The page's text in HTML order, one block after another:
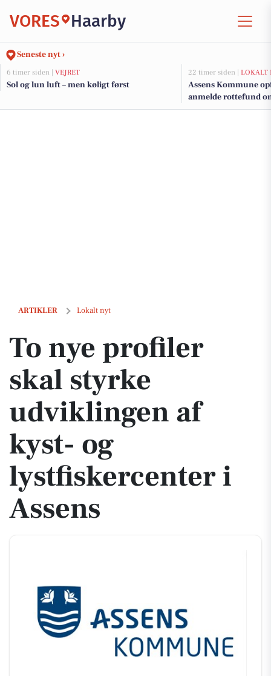
VORES Haarby
Seneste nyt ›
6 timer siden | VEJRET
Sol og lun luft – men køligt først
22 timer siden | LOKALT
Assens Kommune
anmelde rottefund
hverdage
ARTIKLER Lokalt nyt
To nye profiler skal styrke udviklingen af kyst- og lystfiskercenter i
To nye profiler
skal styrke
udviklingen af
kyst- og
lystfiskercenter i
Assens